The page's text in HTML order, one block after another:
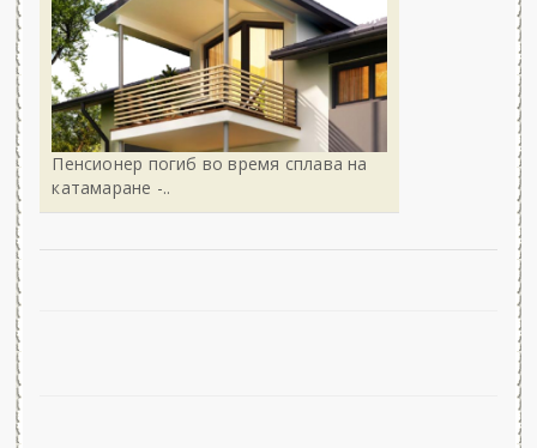
Пенсионер погиб во время сплава на
катамаране -..